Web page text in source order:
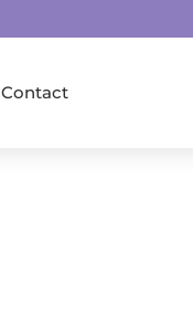
Contact